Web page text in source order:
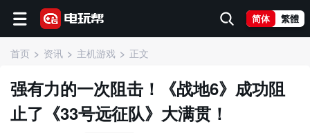
简体 繁體
首页 资讯 主机游戏 正文
强有力的一次阻击！《战地6》成功阻
止了《33号远征队》大满贯！